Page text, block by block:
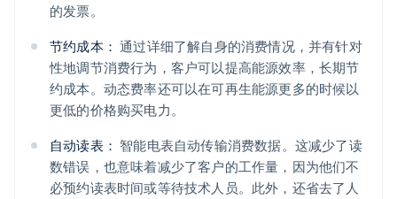
的发票。
节约成本： 通过详细了解自身的消费情况，并有针对
性地调节消费行为，客户可以提高能源效率，长期节
约成本。动态费率还可以在可再生能源更多的时候以
更低的价格购买电力。
自动读表： 智能电表自动传输消费数据。这减少了读
数错误，也意味着减少了客户的工作量，因为他们不
必预约读表时间或等待技术人员。此外，还省去了人